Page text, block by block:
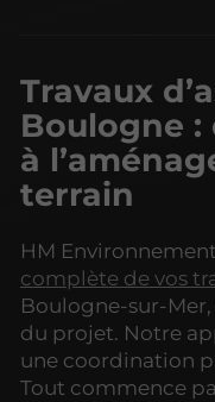
Travaux
Boulogne :
à
terrain
HM
complète de vos
Boulogne-sur-
du projet. Notre
une coordination
Tout commence